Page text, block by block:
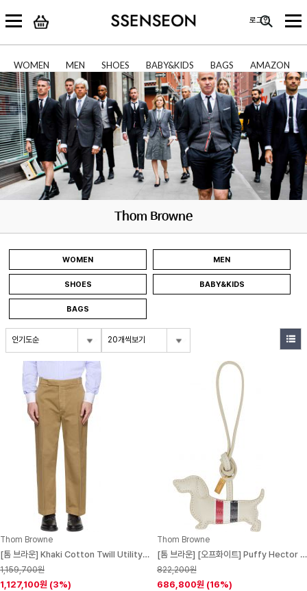
WOMEN MEN SHOES BABY&KIDS BAGS AMAZON
Thom Browne
WOMEN MEN
SHOES BABY&KIDS
BAGS
인기도순 20개씩보기
Thom Browne
[톰 브라운] Khaki Cotton Twill Utility Trousers 252381M191008
1,159,700원
1,127,100원 (3%)
Thom Browne
[톰 브라운] [오프화이트] Puffy Hector Charm Keychain 261381F283000
822,200원
686,800원 (16%)
로그인